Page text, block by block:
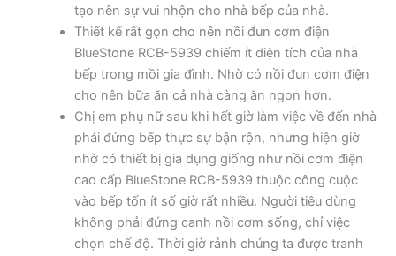
tạo nên sự vui nhộn cho nhà bếp của nhà.
Thiết kế rất gọn cho nên nồi đun cơm điện
BlueStone RCB-5939 chiếm ít diện tích của nhà
bếp trong mồi gia đình. Nhờ có nồi đun cơm điện
cho nên bữa ăn cả nhà càng ăn ngon hơn.
Chị em phụ nữ sau khi hết giờ làm việc về đến nhà
phải đứng bếp thực sự bận rộn, nhưng hiện giờ
nhờ có thiết bị gia dụng giống như nồi cơm điện
cao cấp BlueStone RCB-5939 thuộc công cuộc
vào bếp tốn ít số giờ rất nhiều. Người tiêu dùng
không phải đứng canh nồi cơm sống, chỉ việc
chọn chế độ. Thời giờ rảnh chúng ta được tranh